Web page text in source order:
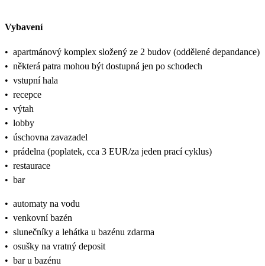
Vybavení
• apartmánový komplex složený ze 2 budov (oddělené depandance)
• některá patra mohou být dostupná jen po schodech
• vstupní hala
• recepce
• výtah
• lobby
• úschovna zavazadel
• prádelna (poplatek, cca 3 EUR/za jeden prací cyklus)
• restaurace
• bar
• automaty na vodu
• venkovní bazén
• slunečníky a lehátka u bazénu zdarma
• osušky na vratný deposit
• bar u bazénu